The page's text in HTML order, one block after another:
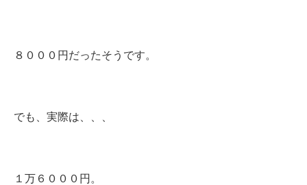
８０００円だったそうです。
でも、実際は、、、
１万６０００円。